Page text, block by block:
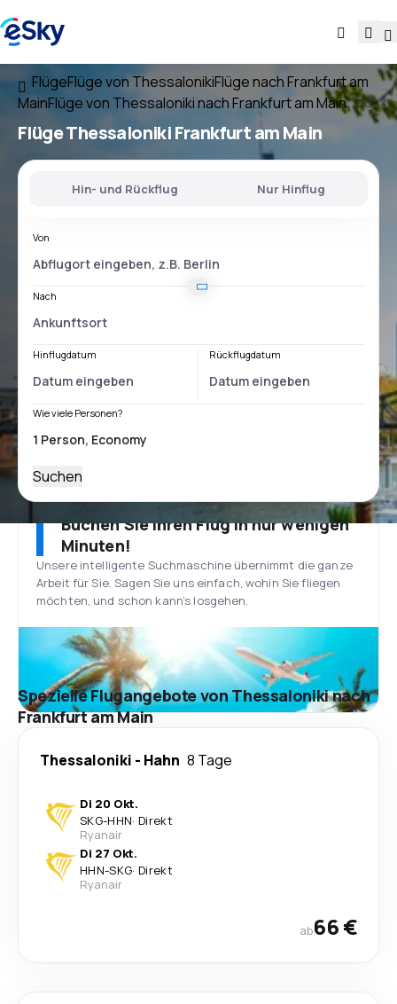
FlügeFlüge von ThessalonikiFlüge nach Frankfurt am
MainFlüge von Thessaloniki nach Frankfurt am Main
FlügeThessaloniki Frankfurt am Main
Hin- und Rückflug Nur Hinflug
Von
Nach
Hinflugdatum Rückflugdatum
Wie viele Personen?
Suchen
Buchen Sie Ihren Flug in nur wenigen
Minuten!
Unsere intelligente Suchmaschine übernimmt die ganze
Arbeit für Sie. Sagen Sie uns einfach, wohin Sie fliegen
möchten, und schon kann’s losgehen.
Spezielle Flugangebote von Thessaloniki nach
Frankfurt am Main
Thessaloniki - Hahn 8 Tage
Di 20 Okt.
SKG-HHN· Direkt
Ryanair
Di 27 Okt.
HHN-SKG· Direkt
Ryanair
ab66 €